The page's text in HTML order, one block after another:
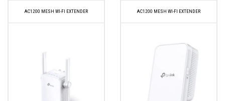
AC1200 MESH WI-FI EXTENDER AC1200 MESH WI-FI EXTENDER